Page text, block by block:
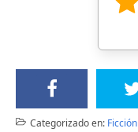
Categorizado en: Ficción